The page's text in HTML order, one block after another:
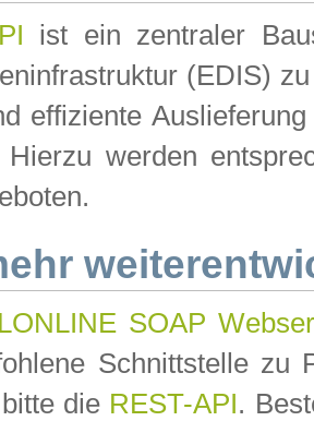
ist ein zentraler
(EDIS)
effiziente
werden
SOAP
Schnittstelle zu
die REST-API.